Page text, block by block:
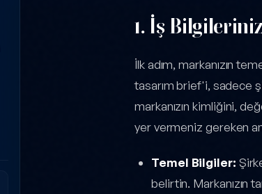
1. İş
İlk adım, markanızın
tasarım brief'i, sadece
markanızın kimliğini,
yer vermeniz gereken
Temel Bilgiler:
belirtin. Markanızın